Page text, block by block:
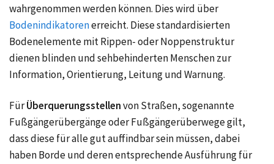
wahrgenommen werden können. Dies wird über
Bodenindikatorenerreicht. Diese standardisierten
Bodenelemente mit Rippen- oder Noppenstruktur
dienen blinden und sehbehinderten Menschen zur
Information, Orientierung, Leitung und Warnung.
FürÜberquerungsstellenvon Straßen, sogenannte
Fußgängerübergänge oder Fußgängerüberwege gilt,
dass diese für alle gut auffindbar sein müssen, dabei
haben Borde und deren entsprechende Ausführung für